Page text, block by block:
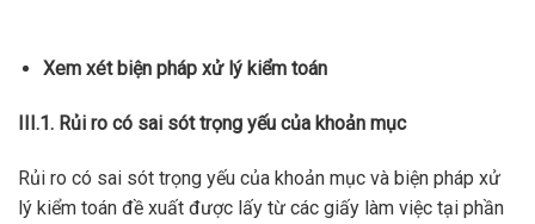
Xem xét biện pháp xử lý kiểm toán
III.1. Rủi ro có sai sót trọng yếu của khoản mục
Rủi ro có sai sót trọng yếu của khoản mục và biện pháp xử
lý kiểm toán đề xuất được lấy từ các giấy làm việc tại phần